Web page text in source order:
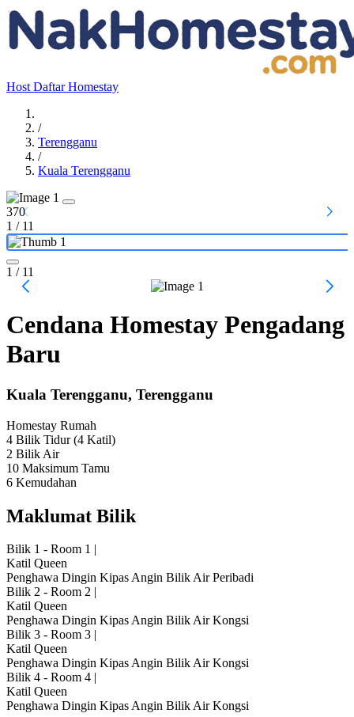
Host Daftar Homestay
/
Terengganu
/
Kuala Terengganu
370
1 / 11
1 / 11
Cendana Homestay Pengadang
Baru
Kuala Terengganu, Terengganu
Homestay Rumah
4 Bilik Tidur(4 Katil)
2 Bilik Air
10 Maksimum Tamu
6 Kemudahan
Maklumat Bilik
Bilik 1 - Room 1 |
Katil Queen
Penghawa Dingin Kipas Angin Bilik Air Peribadi
Bilik 2 - Room 2 |
Katil Queen
Penghawa Dingin Kipas Angin Bilik Air Kongsi
Bilik 3 - Room 3 |
Katil Queen
Penghawa Dingin Kipas Angin Bilik Air Kongsi
Bilik 4 - Room 4 |
Katil Queen
Penghawa Dingin Kipas Angin Bilik Air Kongsi